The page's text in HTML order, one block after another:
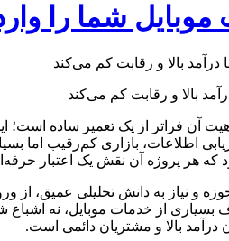
شما را
بالا و رقابت کم می‌کند
آن فراتر از یک تعمیر ساده است؛
اطلاعات، بازاری کم‌رقیب اما
که هر پروژه آن نقش یک اعتبار
و نیاز به دانش تحلیلی عمیق،
بسیاری از خدمات موبایل، نه
بالا و مشتریان دائمی است.